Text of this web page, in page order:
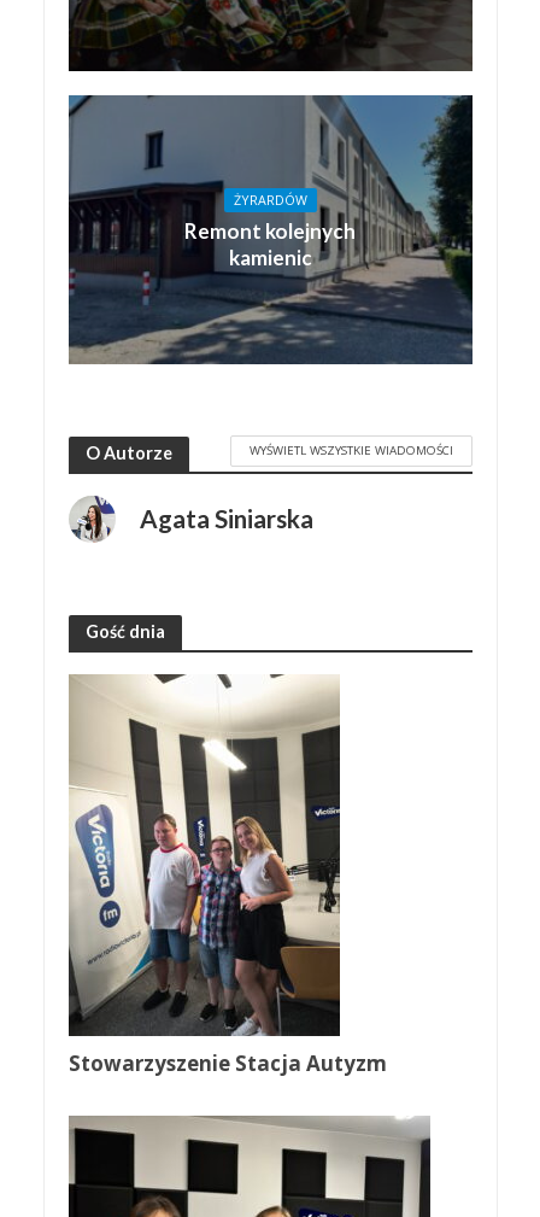
ŻYRARDÓW
Remont kolejnych
kamienic
O Autorze WYŚWIETL WSZYSTKIE WIADOMOŚCI
Agata Siniarska
Gość dnia
Stowarzyszenie Stacja Autyzm